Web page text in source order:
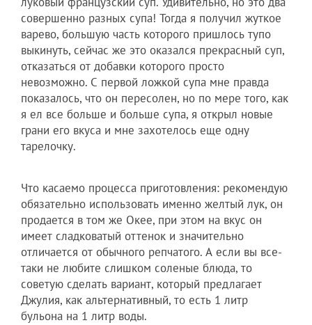
совершенно разных супа! Тогда я получил жуткое
варево, большую часть которого пришлось тупо
выкинуть, сейчас же это оказался прекрасный суп,
отказаться от добавки которого просто
невозможно. С первой ложкой супа мне правда
показалось, что он пересолен, но по мере того, как
я ел все больше и больше супа, я открыл новые
грани его вкуса и мне захотелось еще одну
тарелочку.
Что касаемо процесса приготовления: рекомендую
обязательно использовать именно желтый лук, он
продается в том же Окее, при этом на вкус он
имеет сладковатый оттенок и значительно
отличается от обычного репчатого. А если вы все-
таки не любите слишком соленые блюда, то
советую сделать вариант, который предлагает
Джулия, как альтернативный, то есть 1 литр
бульона на 1 литр воды.